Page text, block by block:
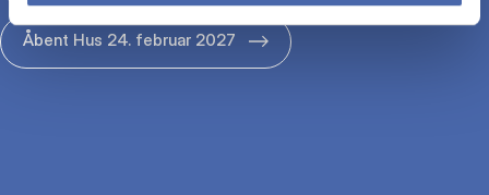
Åbent Hus 24. februar 2027